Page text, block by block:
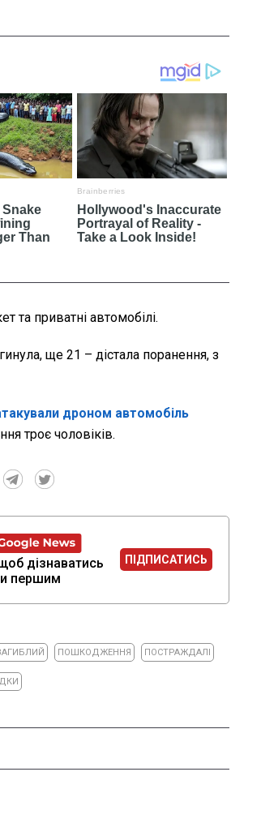
та приватні автомобілі.
ще 21 – дістала поранення, з
дроном автомобіль
троє чоловіків.
дізнаватись
першим
ПІДПИСАТИСЬ
ПОШКОДЖЕННЯ ПОСТРАЖДАЛІ